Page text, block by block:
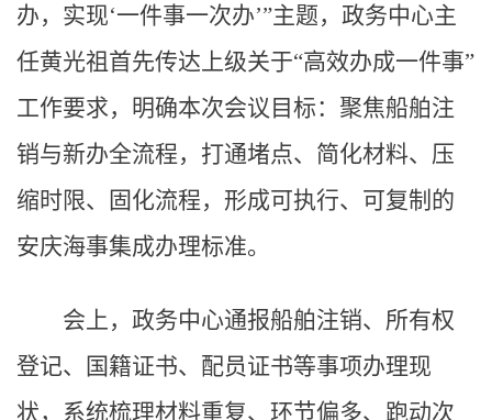
办，实现‘一件事一次办’”主题，政务中心主
任黄光祖首先传达上级关于“高效办成一件事”
工作要求，明确本次会议目标：聚焦船舶注
销与新办全流程，打通堵点、简化材料、压
缩时限、固化流程，形成可执行、可复制的
安庆海事集成办理标准。
会上，政务中心通报船舶注销、所有权
登记、国籍证书、配员证书等事项办理现
状，系统梳理材料重复、环节偏多、跑动次